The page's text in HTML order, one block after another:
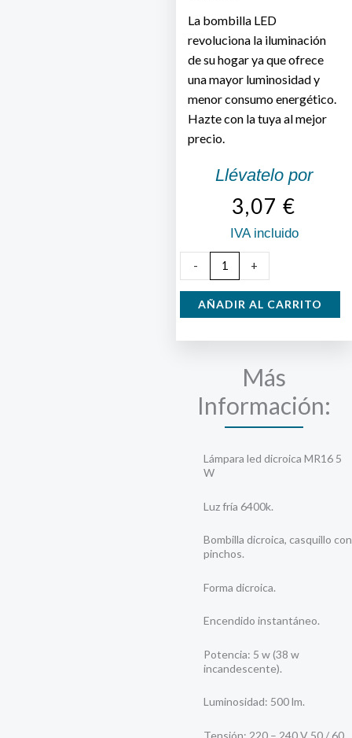
La bombilla LED
revoluciona la iluminación
de su hogar ya que ofrece
una mayor luminosidad y
menor consumo energético.
Hazte con la tuya al mejor
precio.
Llévatelo por
3,07 €
IVA incluido
-
Dicroica
cantidad
+
AÑADIR AL CARRITO
Más
Información:
Lámpara led dicroica MR16 5
W
Luz fría 6400k.
Bombilla dicroica, casquillo con
pinchos.
Forma dicroica.
Encendido instantáneo.
Potencia: 5 w (38 w
incandescente).
Luminosidad: 500 lm.
Tensión: 220 – 240 V 50 / 60